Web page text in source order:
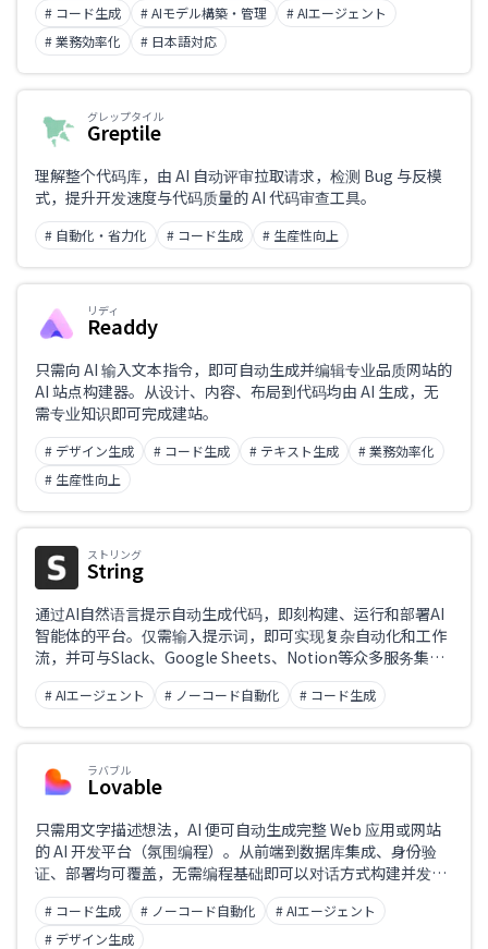
# コード生成 # AIモデル構築・管理
# AIエージェント
# 業務効率化
# 日本語対応
グレップタイル
Greptile
理解整个代码库，由 AI 自动评审拉取请求，检测 Bug 与反模
式，提升开发速度与代码质量的 AI 代码审查工具。
# 自動化・省力化 # コード生成 # 生産性向上
リディ
Readdy
只需向 AI 输入文本指令，即可自动生成并编辑专业品质网站的
AI 站点构建器。从设计、内容、布局到代码均由 AI 生成，无
需专业知识即可完成建站。
# デザイン生成 # コード生成 # テキスト生成
# 業務効率化
# 生産性向上
ストリング
String
通过AI自然语言提示自动生成代码，即刻构建、运行和部署AI
智能体的平台。仅需输入提示词，即可实现复杂自动化和工作
流，并可与Slack、Google Sheets、Notion等众多服务集
成。
# AIエージェント # ノーコード自動化 # コード生成
ラバブル
Lovable
只需用文字描述想法，AI 便可自动生成完整 Web 应用或网站
的 AI 开发平台（氛围编程）。从前端到数据库集成、身份验
证、部署均可覆盖，无需编程基础即可以对话方式构建并发布
应用。支持与 GitHub 及 Supabase 集成。
# コード生成 # ノーコード自動化
# AIエージェント
# デザイン生成